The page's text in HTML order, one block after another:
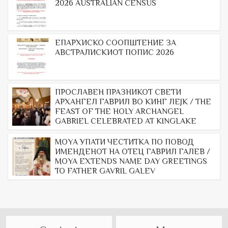
2026 AUSTRALIAN CENSUS
ЕПАРХИСКО СООПШТЕНИЕ ЗА
АВСТРАЛИСКИОТ ПОПИС 2026
ПРОСЛАВЕН ПРАЗНИКОТ СВЕТИ
АРХАНГЕЛ ГАВРИЛ ВО КИНГ ЛЕЈК / THE
FEAST OF THE HOLY ARCHANGEL
GABRIEL CELEBRATED AT KINGLAKE
МОYА УПАТИ ЧЕСТИТКА ПО ПОВОД
ИМЕНДЕНОТ НА ОТЕЦ ГАВРИЛ ГАЛЕВ /
MOYA EXTENDS NAME DAY GREETINGS
TO FATHER GAVRIL GALEV